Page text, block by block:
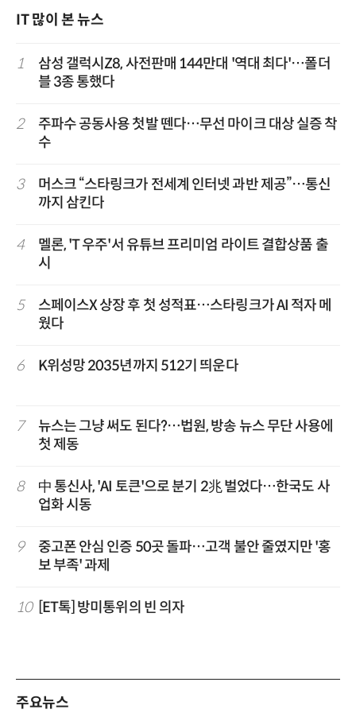
IT 많이 본 뉴스
1
삼성 갤럭시Z8, 사전판매 144만대 '역대 최다'…폴더
블 3종 통했다
2
주파수 공동사용 첫발 뗀다…무선 마이크 대상 실증 착
수
3
머스크 “스타링크가 전세계 인터넷 과반 제공”…통신
까지 삼킨다
4
멜론, 'T 우주'서 유튜브 프리미엄 라이트 결합상품 출
시
5
스페이스X 상장 후 첫 성적표…스타링크가 AI 적자 메
웠다
6 K위성망 2035년까지 512기 띄운다
7
뉴스는 그냥 써도 된다?…법원, 방송 뉴스 무단 사용에
첫 제동
8
中 통신사, 'AI 토큰'으로 분기 2兆 벌었다…한국도 사
업화 시동
9
중고폰 안심 인증 50곳 돌파…고객 불안 줄였지만 '홍
보 부족' 과제
10 [ET톡] 방미통위의 빈 의자
주요뉴스